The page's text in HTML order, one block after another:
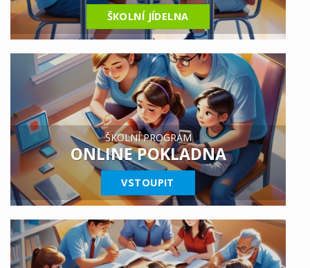
ŠKOLNÍ JÍDELNA
ŠKOLNÍ PROGRAM
ONLINE POKLADNA
VSTOUPIT